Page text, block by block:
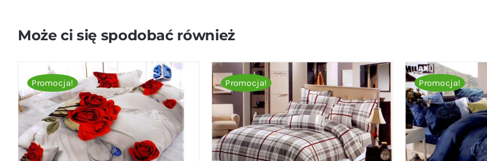
Może ci się spodobać również
Promocja!
DODAJ DO KOSZYKA / QUICK VIEW
Promocja!
DODAJ DO KOSZYKA / QUICK VIEW
Promocja!
DODAJ DO